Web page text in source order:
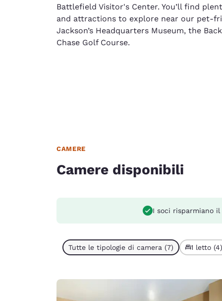
Battlefield Visitor's Center. You’ll find
and attractions to explore near our pet-
Jackson’s Headquarters Museum, the
Chase Golf Course.
CAMERE
Camere disponibili
I soci risparmiano il
Tutte le tipologie di camera (7) 1 letto (4)